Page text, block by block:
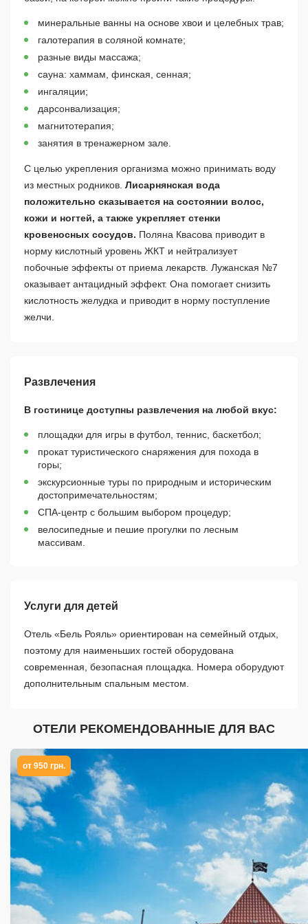
минеральные ванны на основе хвои и целебных трав;
галотерапия в соляной комнате;
разные виды массажа;
сауна: хаммам, финская, сенная;
ингаляции;
дарсонвализация;
магнитотерапия;
занятия в тренажерном зале.
С целью укрепления организма можно принимать воду
из местных родников. Лисарнянская вода
положительно сказывается на состоянии волос,
кожи и ногтей, а также укрепляет стенки
кровеносных сосудов. Поляна Квасова приводит в
норму кислотный уровень ЖКТ и нейтрализует
побочные эффекты от приема лекарств. Лужанская №7
оказывает антацидный эффект. Она помогает снизить
кислотность желудка и приводит в норму поступление
желчи.
Развлечения
В гостинице доступны развлечения на любой вкус:
площадки для игры в футбол, теннис, баскетбол;
прокат туристического снаряжения для похода в
горы;
экскурсионные туры по природным и историческим
достопримечательностям;
СПА-центр с большим выбором процедур;
велосипедные и пешие прогулки по лесным
массивам.
Услуги для детей
Отель «Бель Рояль» ориентирован на семейный отдых,
поэтому для наименьших гостей оборудована
современная, безопасная площадка. Номера оборудуют
дополнительным спальным местом.
ОТЕЛИ РЕКОМЕНДОВАННЫЕ ДЛЯ ВАС
от 950 грн.